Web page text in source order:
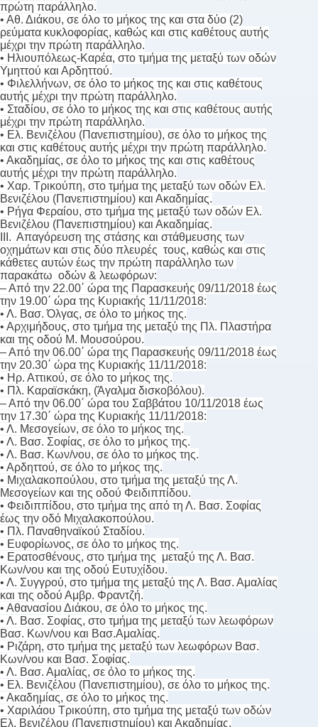
πρώτη παράλληλο.
• Αθ. Διάκου, σε όλο το μήκος της και στα δύο (2)
ρεύματα κυκλοφορίας, καθώς και στις καθέτους αυτής
μέχρι την πρώτη παράλληλο.
• Ηλιουπόλεως-Καρέα, στο τμήμα της μεταξύ των οδών
Υμηττού και Αρδηττού.
• Φιλελλήνων, σε όλο το μήκος της και στις καθέτους
αυτής μέχρι την πρώτη παράλληλο.
• Σταδίου, σε όλο το μήκος της και στις καθέτους αυτής
μέχρι την πρώτη παράλληλο.
• Ελ. Βενιζέλου (Πανεπιστημίου), σε όλο το μήκος της
και στις καθέτους αυτής μέχρι την πρώτη παράλληλο.
• Ακαδημίας, σε όλο το μήκος της και στις καθέτους
αυτής μέχρι την πρώτη παράλληλο.
• Χαρ. Τρικούπη, στο τμήμα της μεταξύ των οδών Ελ.
Βενιζέλου (Πανεπιστημίου) και Ακαδημίας.
• Ρήγα Φεραίου, στο τμήμα της μεταξύ των οδών Ελ.
Βενιζέλου (Πανεπιστημίου) και Ακαδημίας.
ΙΙΙ. Απαγόρευση της στάσης και στάθμευσης των
οχημάτων και στις δύο πλευρές τους, καθώς και στις
κάθετες αυτών έως την πρώτη παράλληλο των
παρακάτω οδών & λεωφόρων:
– Από την 22.00΄ ώρα της Παρασκευής 09/11/2018 έως
την 19.00΄ ώρα της Κυριακής 11/11/2018:
• Λ. Βασ. Όλγας, σε όλο το μήκος της.
• Αρχιμήδους, στο τμήμα της μεταξύ της Πλ. Πλαστήρα
και της οδού Μ. Μουσούρου.
– Από την 06.00΄ ώρα της Παρασκευής 09/11/2018 έως
την 20.30΄ ώρα της Κυριακής 11/11/2018:
• Ηρ. Αττικού, σε όλο το μήκος της.
• Πλ. Καραϊσκάκη, (Άγαλμα δισκοβόλου).
– Από την 06.00΄ ώρα του Σαββάτου 10/11/2018 έως
την 17.30΄ ώρα της Κυριακής 11/11/2018:
• Λ. Μεσογείων, σε όλο το μήκος της.
• Λ. Βασ. Σοφίας, σε όλο το μήκος της.
• Λ. Βασ. Κων/νου, σε όλο το μήκος της.
• Αρδηττού, σε όλο το μήκος της.
• Μιχαλακοπούλου, στο τμήμα της μεταξύ της Λ.
Μεσογείων και της οδού Φειδιππίδου.
• Φειδιππίδου, στο τμήμα της από τη Λ. Βασ. Σοφίας
έως την οδό Μιχαλακοπούλου.
• Πλ. Παναθηναϊκού Σταδίου.
• Ευφορίωνος, σε όλο το μήκος της.
• Ερατοσθένους, στο τμήμα της μεταξύ της Λ. Βασ.
Κων/νου και της οδού Ευτυχίδου.
• Λ. Συγγρού, στο τμήμα της μεταξύ της Λ. Βασ. Αμαλίας
και της οδού Αμβρ. Φραντζή.
• Αθανασίου Διάκου, σε όλο το μήκος της.
• Λ. Βασ. Σοφίας, στο τμήμα της μεταξύ των λεωφόρων
Βασ. Κων/νου και Βασ.Αμαλίας.
• Ριζάρη, στο τμήμα της μεταξύ των λεωφόρων Βασ.
Κων/νου και Βασ. Σοφίας.
• Λ. Βασ. Αμαλίας, σε όλο το μήκος της.
• Ελ. Βενιζέλου (Πανεπιστημίου), σε όλο το μήκος της.
• Ακαδημίας, σε όλο το μήκος της.
• Χαριλάου Τρικούπη, στο τμήμα της μεταξύ των οδών
Ελ. Βενιζέλου (Πανεπιστημίου) και Ακαδημίας.